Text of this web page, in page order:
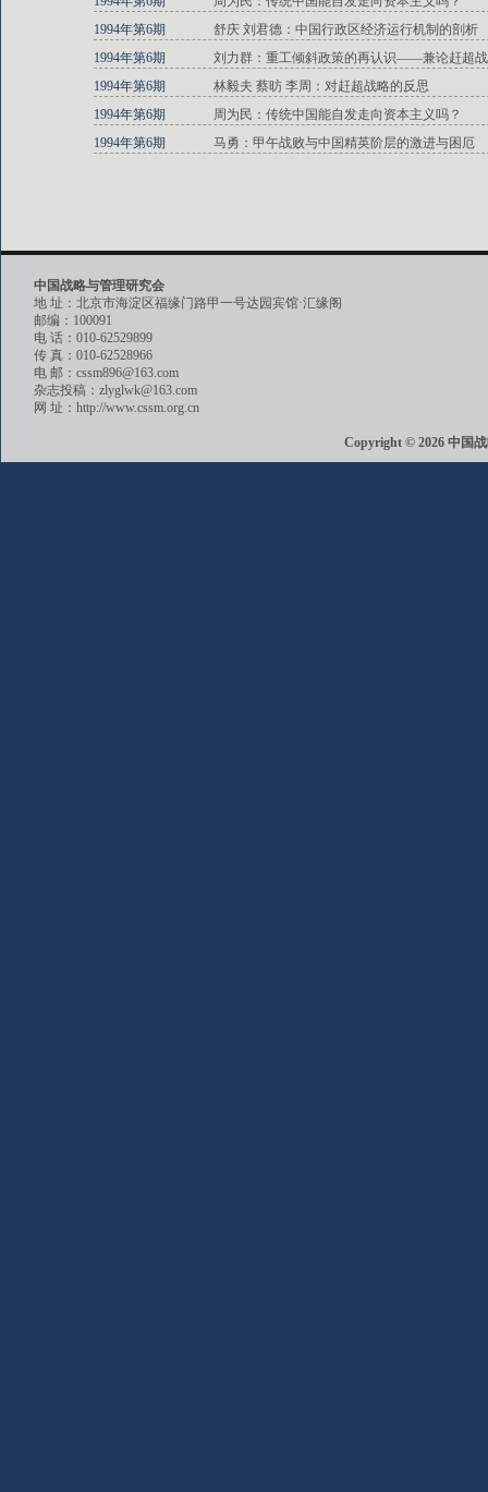
1994年第6期
舒庆 刘君德：中国行政区经济运行机制的剖析
1994年第6期
刘力群：重工倾斜政策的再认识——兼论赶超
1994年第6期
林毅夫 蔡昉 李周：对赶超战略的反思
1994年第6期
周为民：传统中国能自发走向资本主义吗？
1994年第6期
马勇：甲午战败与中国精英阶层的激进与困厄
中国战略与管理研究会
地 址：北京市海淀区福缘门路甲一号达园宾馆·汇缘阁
邮编：100091
电 话：010-62529899
传 真：010-62528966
电 邮：cssm896@163.com
杂志投稿：zlyglwk@163.com
网 址：http://www.cssm.org.cn
Copyright © 2026 中国